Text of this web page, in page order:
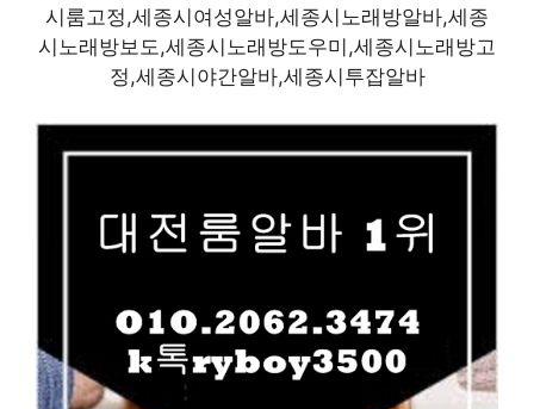
시룸고정,세종시여성알바,세종시노래방알바,세종
시노래방보도,세종시노래방도우미,세종시노래방고
정,세종시야간알바,세종시투잡알바